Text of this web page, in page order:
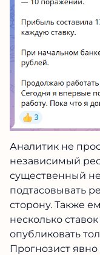
Аналитик не
независимый
существенный
подтасовывать
сторону. Также
несколько
опубликовать
Прогнозист